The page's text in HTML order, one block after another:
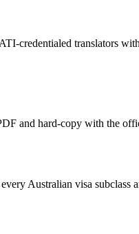
credentialed translators
and hard-copy with the
Australian visa subclass